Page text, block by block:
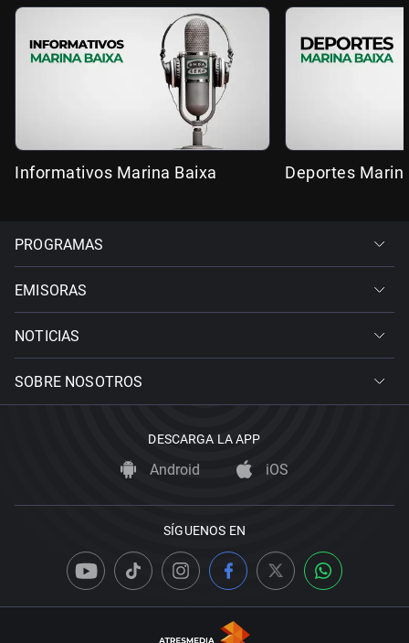
Informativos Marina Baixa Deportes
PROGRAMAS
EMISORAS
NOTICIAS
SOBRE NOSOTROS
DESCARGA LA APP
Android iOS
SÍGUENOS EN